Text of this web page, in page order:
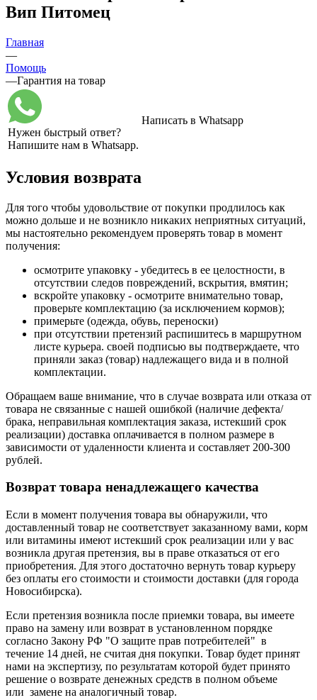
Вип Питомец
Главная
—
Помощь
—Гарантия на товар
Нужен быстрый ответ?
Напишите нам в Whatsapp.
Написать в Whatsapp
Условия возврата
Для того чтобы удовольствие от покупки продлилось как
можно дольше и не возникло никаких неприятных ситуаций,
мы настоятельно рекомендуем проверять товар в момент
получения:
осмотрите упаковку - убедитесь в ее целостности, в
отсутствии следов повреждений, вскрытия, вмятин;
вскройте упаковку - осмотрите внимательно товар,
проверьте комплектацию (за исключением кормов);
примерьте (одежда, обувь, переноски)
при отсутствии претензий распишитесь в маршрутном
листе курьера. своей подписью вы подтверждаете, что
приняли заказ (товар) надлежащего вида и в полной
комплектации.
Обращаем ваше внимание, что в случае возврата или отказа от
товара не связанные с нашей ошибкой (наличие дефекта/
брака, неправильная комплектация заказа, истекший срок
реализации) доставка оплачивается в полном размере в
зависимости от удаленности клиента и составляет 200-300
рублей.
Возврат товара ненадлежащего качества
Если в момент получения товара вы обнаружили, что
доставленный товар не соответствует заказанному вами, корм
или витамины имеют истекший срок реализации или у вас
возникла другая претензия, вы в праве отказаться от его
приобретения. Для этого достаточно вернуть товар курьеру
без оплаты его стоимости и стоимости доставки (для города
Новосибирска).
Если претензия возникла после приемки товара, вы имеете
право на замену или возврат в установленном порядке
согласно Закону РФ "О защите прав потребителей" в
течение 14 дней, не считая дня покупки. Товар будет принят
нами на экспертизу, по результатам которой будет принято
решение о возврате денежных средств в полном объеме
или замене на аналогичный товар.